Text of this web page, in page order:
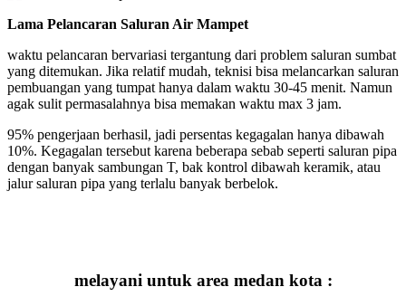
Lama Pelancaran Saluran Air Mampet
waktu pelancaran bervariasi tergantung dari problem saluran sumbat
yang ditemukan. Jika relatif mudah, teknisi bisa melancarkan saluran
pembuangan yang tumpat hanya dalam waktu 30-45 menit. Namun
agak sulit permasalahnya bisa memakan waktu max 3 jam.
95% pengerjaan berhasil, jadi persentas kegagalan hanya dibawah
10%. Kegagalan tersebut karena beberapa sebab seperti saluran pipa
dengan banyak sambungan T, bak kontrol dibawah keramik, atau
jalur saluran pipa yang terlalu banyak berbelok.
melayani untuk area medan kota :